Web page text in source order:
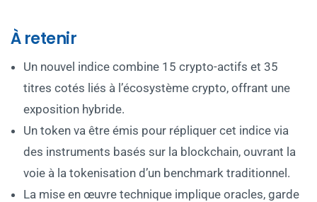
À retenir
Un nouvel indice combine 15 crypto-actifs et 35
titres cotés liés à l’écosystème crypto, offrant une
exposition hybride.
Un token va être émis pour répliquer cet indice via
des instruments basés sur la blockchain, ouvrant la
voie à la tokenisation d’un benchmark traditionnel.
La mise en œuvre technique implique oracles, garde